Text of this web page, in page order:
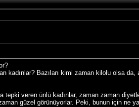
kadınlar? Bazıları kimi zaman kilolu olsa da,
tepki veren ünlü kadınlar, zaman zaman
güzel görünüyorlar. Peki, bunun için ne